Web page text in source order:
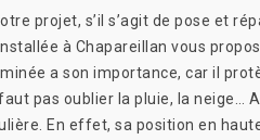
projet, s’il s’agit de pose et
à Chapareillan vous
a son importance, car il
pas oublier la pluie, la neige…
En effet, sa position en